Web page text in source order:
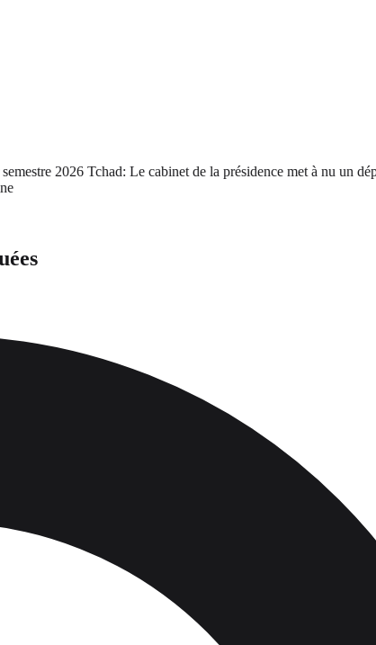
2026Tchad: Le cabinet de la présidence met à nu un député